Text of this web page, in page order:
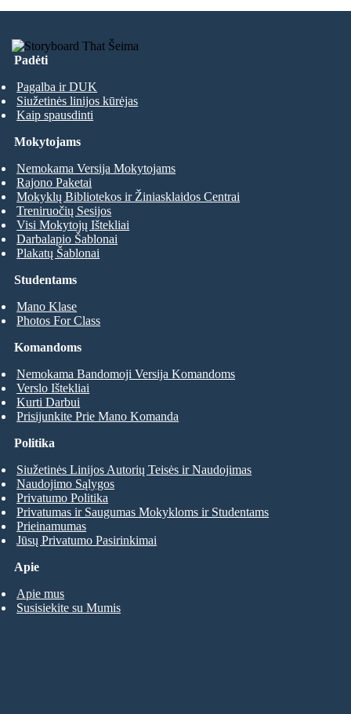
Padėti
Pagalba ir DUK
Siužetinės linijos kūrėjas
Kaip spausdinti
Studentams
Mano Klase
Photos For Class
Mokytojams
Nemokama Versija Mokytojams
Rajono Paketai
Mokyklų Bibliotekos ir Žiniasklaidos Centrai
Treniruočių Sesijos
Visi Mokytojų Ištekliai
Darbalapio Šablonai
Plakatų Šablonai
Komandoms
Nemokama Bandomoji Versija Komandoms
Verslo Ištekliai
Kurti Darbui
Prisijunkite Prie Mano Komanda
Apie
Apie mus
Susisiekite su Mumis
Politika
Siužetinės Linijos Autorių Teisės ir Naudojimas
Naudojimo Sąlygos
Privatumo Politika
Privatumas ir Saugumas Mokykloms ir Studentams
Prieinamumas
Jūsų Privatumo Pasirinkimai